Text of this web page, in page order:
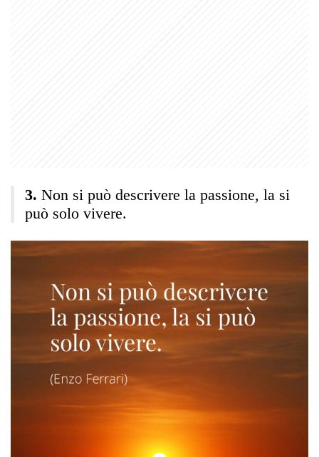
Non si può descrivere la passione, la si
può solo vivere.